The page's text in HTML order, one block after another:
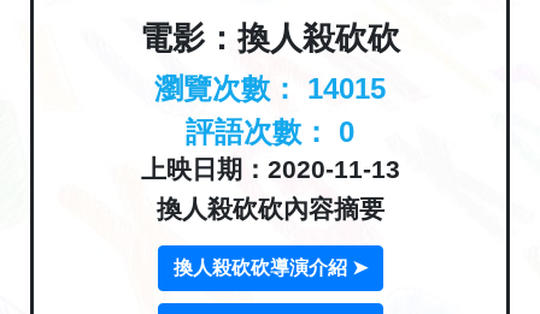
電影：換人殺砍砍
瀏覽次數： 14015
評語次數： 0
上映日期：2020-11-13
換人殺砍砍內容摘要
換人殺砍砍導演介紹 ➤